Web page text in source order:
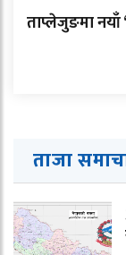
ताप्लेजुङमा नयाँ
ताजा